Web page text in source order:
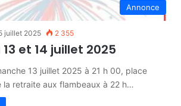
Annonce
juillet 2025 2 355
et 14 juillet 2025
13 juillet 2025 à 21 h 00, place
la retraite aux flambeaux à 22 h…